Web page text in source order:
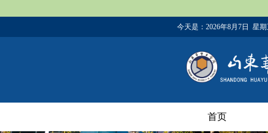
今天是： 2026年8月7日 星
首页